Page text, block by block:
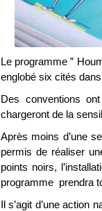
Le programme ”
englobé six cités
Des conventions
chargeront de la
Après moins d’une
permis de réaliser
points noirs,
programme prendra
Il s’agit d’une action